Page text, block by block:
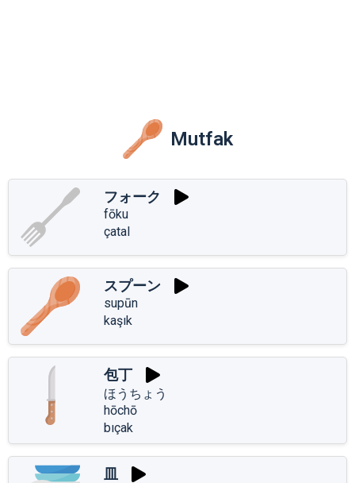
Mutfak
フォーク
fōku
çatal
スプーン
supūn
kaşık
包丁
ほうちょう
hōchō
bıçak
皿